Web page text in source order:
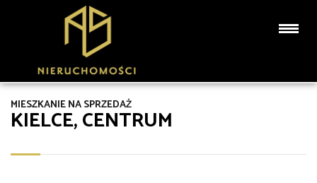
KIELCE, CENTRUM
MIESZKANIE NA SPRZEDAŻ